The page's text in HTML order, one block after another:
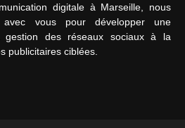
digitale à Marseille, nous
avec vous pour développer une
des réseaux sociaux à la
publicitaires ciblées.